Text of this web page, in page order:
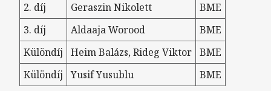
2. díj
Geraszin Nikolett
BME
3. díj
Aldaaja Worood
BME
Különdíj
Heim Balázs, Rideg Viktor BME
Különdíj
Yusif Yusublu BME